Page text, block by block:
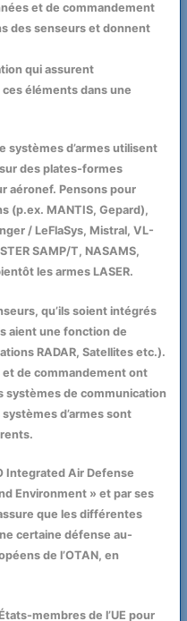
et de commandement
des senseurs et donnent
qui assurent
éléments dans une
systèmes d’armes utilisent
des plates-formes
aéronef. Pensons pour
(p.ex. MANTIS, Gepard),
/ LeFlaSys, Mistral, VL-
SAMP/T, NASAMS,
les armes LASER.
qu’ils soient intégrés
aient une fonction de
RADAR, Satellites etc.).
de commandement ont
systèmes de communication
d’armes sont
Integrated Air Defense
Environment » et par ses
que les différentes
certaine défense au-
de l’OTAN, en
membres de l’UE pour